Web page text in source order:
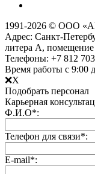
1991­-2026 © ООО
Адрес: Санкт-
литера А,
Телефоны: +7 812
Время работы с 9:00
❌X
Подобрать персонал
Карьерная
Ф.И.О*:
Телефон для связи*:
Е-mail*: